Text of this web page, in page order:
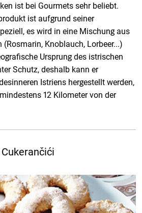
ist bei Gourmets sehr beliebt.
ist aufgrund seiner
es wird in eine Mischung aus
Knoblauch, Lorbeer...)
Ursprung des istrischen
Schutz, deshalb kann er
Istriens hergestellt werden,
12 Kilometer von der
Cukerančići